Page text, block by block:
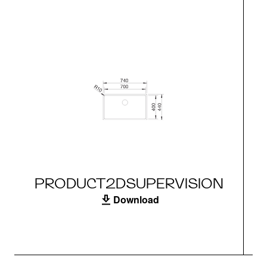
PRODUCT2DSUPERVISION
Download